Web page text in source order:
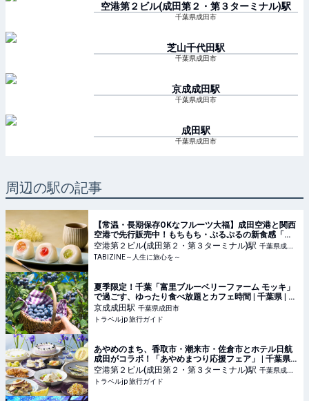
空港第２ビル(成田第２・第３ターミナル)駅
千葉県成田市
芝山千代田駅
千葉県成田市
京成成田駅
千葉県成田市
成田駅
千葉県成田市
周辺の駅の記事
【常温・長期保存OKなフルーツ大福】成田空港と関西
空港で先行販売中！もちもち・ぷるぷるの新食感「も
ちふる」 | TABIZINE～人生に旅心を～
空港第２ビル(成田第２・第３ターミナル)駅 千葉県成田
市
TABIZINE～人生に旅心を～
夏季限定！千葉「富里ブルーベリーファーム モッキ」
で過ごす、ゆったり食べ放題とカフェ時間 | 千葉県 | ト
ラベルjp 旅行ガイド
京成成田駅 千葉県成田市
トラベルjp 旅行ガイド
あやめのまち、香取市・潮来市・佐倉市とホテル日航
成田がコラボ！「あやめまつり応援フェア」 | 千葉県 |
トラベルjp 旅行ガイド
空港第２ビル(成田第２・第３ターミナル)駅 千葉県成田
市
トラベルjp 旅行ガイド